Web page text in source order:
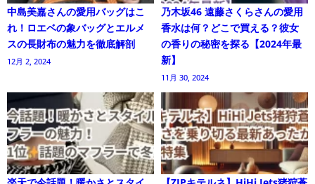
中島美嘉さんの愛用バッグはこ
れ！ロエベの象バッグとエルメ
スの長財布の魅力を徹底解剖
12月 2, 2024
乃木坂46 遠藤さくらさんの愛用
香水は何？どこで買える？彼女
の香りの秘密を探る【2024年最
新】
11月 30, 2024